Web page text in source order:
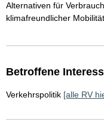
Alternativen für
klimafreundlicher
Betroffene
Verkehrspolitik [alle RV